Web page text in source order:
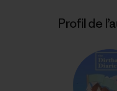
Profil de